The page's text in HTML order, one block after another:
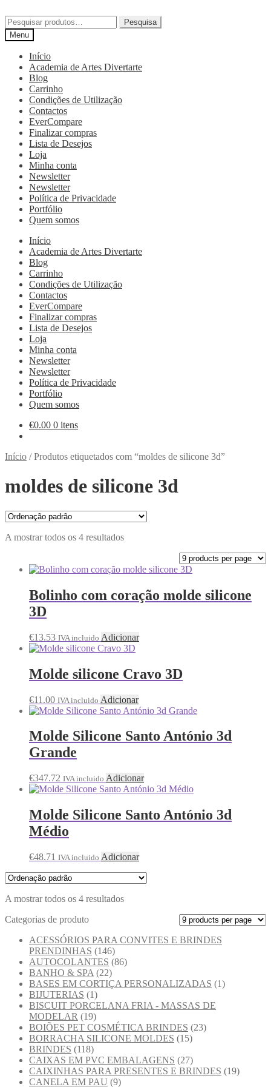
Pesquisa
Menu
Início
Academia de Artes Divertarte
Blog
Carrinho
Condições de Utilização
Contactos
EverCompare
Finalizar compras
Lista de Desejos
Loja
Minha conta
Newsletter
Newsletter
Política de Privacidade
Portfólio
Quem somos
Início
Academia de Artes Divertarte
Blog
Carrinho
Condições de Utilização
Contactos
EverCompare
Finalizar compras
Lista de Desejos
Loja
Minha conta
Newsletter
Newsletter
Política de Privacidade
Portfólio
Quem somos
€0.00 0 itens
Início /Produtos etiquetados com “moldes de silicone 3d”
moldes de silicone 3d
A mostrar todos os 4 resultados
Bolinho com coração molde silicone
3D
€13.53 IVA incluido Adicionar
Molde silicone Cravo 3D
€11.00 IVA incluido Adicionar
Molde Silicone Santo António 3d
Grande
€347.72 IVA incluido Adicionar
Molde Silicone Santo António 3d
Médio
€48.71 IVA incluido Adicionar
A mostrar todos os 4 resultados
Categorias de produto
ACESSÓRIOS PARA CONVITES E BRINDES
PRENDINHAS (146)
AUTOCOLANTES (86)
BANHO & SPA (22)
BASES EM CORTIÇA PERSONALIZADAS (1)
BIJUTERIAS (1)
BISCUIT PORCELANA FRIA - MASSAS DE
MODELAR (19)
BOIÕES PET COSMÉTICA BRINDES (23)
BORRACHA SILICONE MOLDES (15)
BRINDES (118)
CAIXAS EM PVC EMBALAGENS (27)
CAIXINHAS PARA PRESENTES E BRINDES (19)
CANELA EM PAU (9)